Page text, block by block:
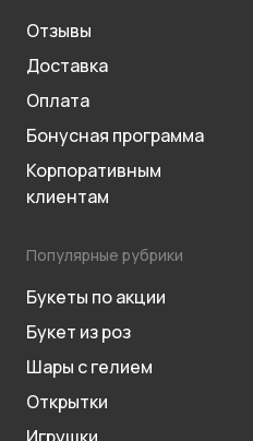
Отзывы
Доставка
Оплата
Бонусная программа
Корпоративным
клиентам
Популярные рубрики
Букеты по акции
Букет из роз
Шары с гелием
Открытки